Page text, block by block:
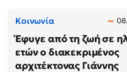
Κοινωνία
Έφυγε από τη ζωή σε
ετών ο διακεκριμένος
αρχιτέκτονας Γιάννης